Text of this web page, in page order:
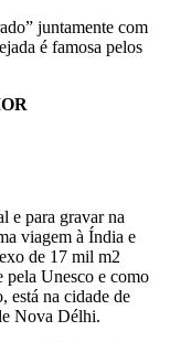
juntamente com
é famosa pelos
e para gravar na
viagem à Índia e
de 17 mil m2
pela Unesco e como
está na cidade de
Nova Délhi.